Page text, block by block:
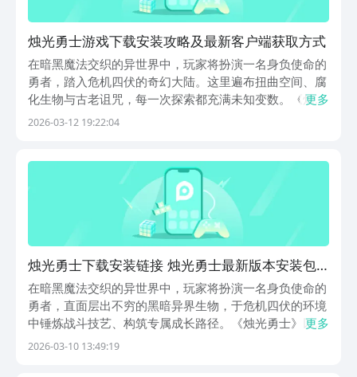
烛光勇士游戏下载安装攻略及最新客户端获取方式
在暗黑魔法交织的异世界中，玩家将扮演一名身负使命的
勇者，踏入危机四伏的奇幻大陆。这里遍布扭曲空间、腐
化生物与古老诅咒，每一次探索都充满未知变数。《烛光
勇士》以高辨识度的二次元美术风格构建沉浸式世界观，
更多
2026-03-12 19:22:04
烛光勇士下载安装链接 烛光勇士最新版本安装包
获取方式
在暗黑魔法交织的异世界中，玩家将扮演一名身负使命的
勇者，直面层出不穷的黑暗异界生物，于危机四伏的环境
中锤炼战斗技艺、构筑专属成长路径。《烛光勇士》以高
辨识度的二次元美术风格为基底，构建出一个兼具神秘感
更多
2026-03-10 13:49:19